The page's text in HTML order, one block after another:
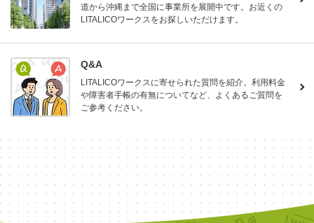
道から沖縄まで全国に事業所を展開中です。お近くの
LITALICOワークスをお探しいただけます。
Q&A
LITALICOワークスに寄せられた質問を紹介。利用料金
や障害者手帳の有無についてなど、よくあるご質問を
ご参考ください。